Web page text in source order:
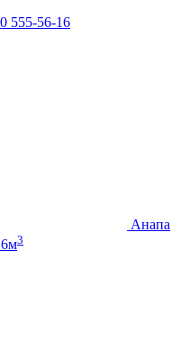
555-56-16
Анапа
3